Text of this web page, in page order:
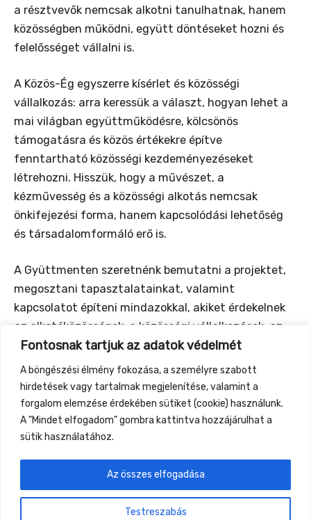
Fontosnak tartjuk az adatok védelmét
A böngészési élmény fokozása, a személyre szabott
hirdetések vagy tartalmak megjelenítése, valamint a
forgalom elemzése érdekében sütiket (cookie) használunk.
A "Mindet elfogadom" gombra kattintva hozzájárulhat a
sütik használatához.
Testreszabás
Az összes elfogadása
a résztvevők nemcsak alkotni tanulhatnak, hanem
közösségben működni, együtt döntéseket hozni és
felelősséget vállalni is.
A Közös-Ég egyszerre kísérlet és közösségi
vállalkozás: arra keressük a választ, hogyan lehet a
mai világban együttműködésre, kölcsönös
támogatásra és közös értékekre építve
fenntartható közösségi kezdeményezéseket
létrehozni. Hisszük, hogy a művészet, a
kézművesség és a közösségi alkotás nemcsak
önkifejezési forma, hanem kapcsolódási lehetőség
és társadalomformáló erő is.
A Gyüttmenten szeretnénk bemutatni a projektet,
megosztani tapasztalatainkat, valamint
kapcsolatot építeni mindazokkal, akiket érdekelnek
az alkotóközösségek, a közösségi vállalkozások, az
alternatív életutak vagy a közösségi működés új
formái. Ha kíváncsi vagy arra, hogyan születik egy
ilyen kezdeményezés, vagy szívesen kapcsolódnál
hozzánk, várunk szeretettel a standunknál!
Previous Event
Gyüttment Találkozó, 2026. augusztus 27-30.,